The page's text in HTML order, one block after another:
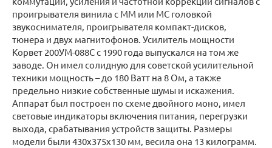
проигрывателя винила с ММ или МС головкой
звукоснимателя, проигрывателя компакт-дисков,
тюнера и двух магнитофонов. Усилитель мощности
Корвет 200УМ-088С с 1990 года выпускался на том же
заводе. Он имел солидную для советской усилительной
техники мощность – до 180 Ватт на 8 Ом, а также
предельно низкие собственные шумы и искажения.
Аппарат был построен по схеме двойного моно, имел
световые индикаторы включения питания, перегрузки
выхода, срабатывания устройств защиты. Размеры
модели были 430х375х130 мм, весила она 13 килограмм.